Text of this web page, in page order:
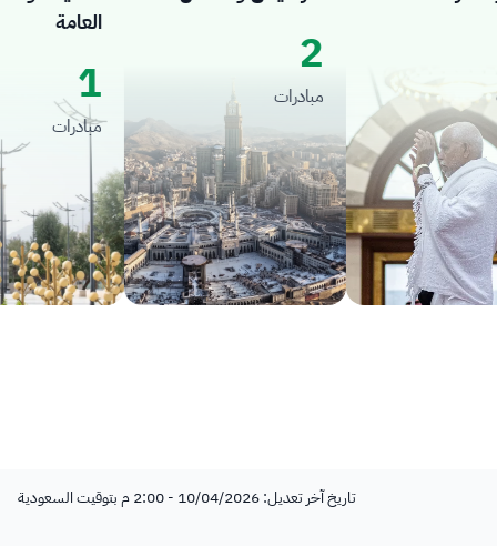
العامة
1
مبادرات
2
مبادرات
تاريخ آخر تعديل: 10/04/2026 - 2:00 م بتوقيت السعودية